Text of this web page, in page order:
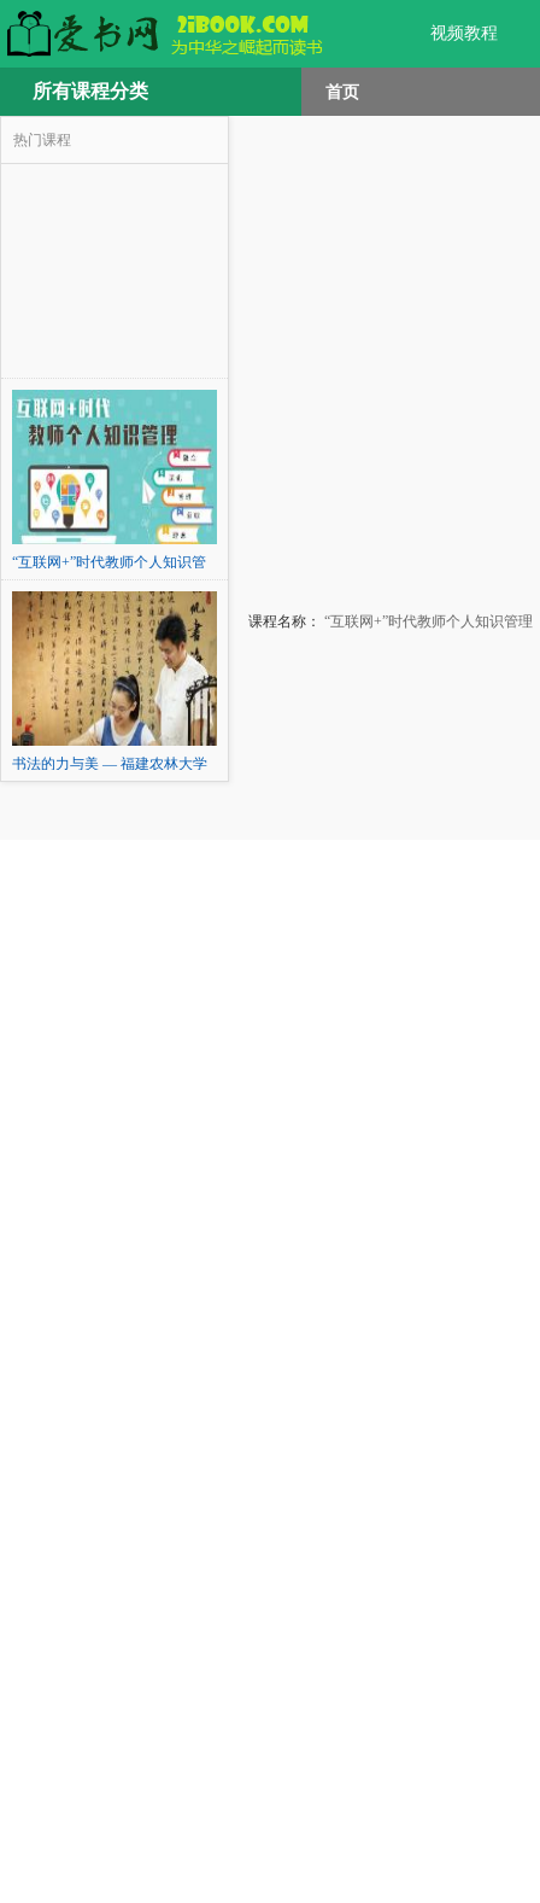
视频教程
所有课程分类 首页
热门课程
“互联网+”时代教师个人知识管
书法的力与美 — 福建农林大学
课程名称： “互联网+”时代教师个人知识管理